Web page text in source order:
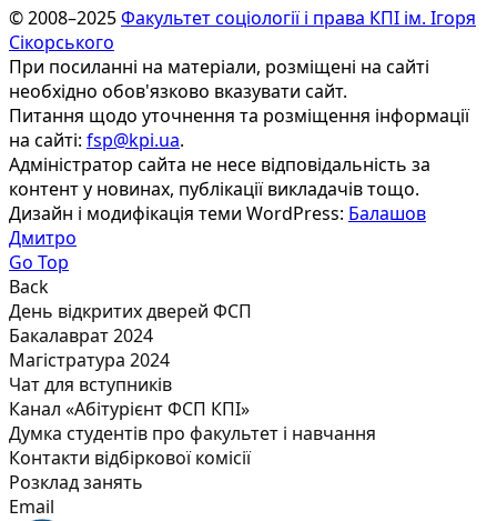
© 2008–2025Факультет соціології і права КПІ ім. Ігоря
Сікорського
При посиланні на матеріали, розміщені на сайті
необхідно обов'язково вказувати сайт.
Питання щодо уточнення та розміщення інформації
на сайті: fsp@kpi.ua.
Адміністратор сайта не несе відповідальність за
контент у новинах, публікації викладачів тощо.
Дизайн і модифікація теми WordPress: Балашов
Дмитро
Go Top
Back
День відкритих дверей ФСП
Бакалаврат 2024
Магістратура 2024
Чат для вступників
Канал «Абітурієнт ФСП КПІ»
Думка студентів про факультет і навчання
Контакти відбіркової комісії
Розклад занять
Email